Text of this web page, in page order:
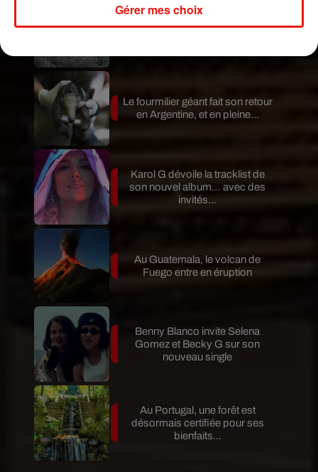
Guatemala : l'éruption du volcan
Le fourmilier géant fait son retour
en Argentine, et en pleine...
Karol G dévoile la tracklist de
son nouvel album… avec des
invités...
Au Guatemala, le volcan de
Fuego entre en éruption
Benny Blanco invite Selena
Gomez et Becky G sur son
nouveau single
Au Portugal, une forêt est
désormais certifiée pour ses
bienfaits...
Gérer mes choix